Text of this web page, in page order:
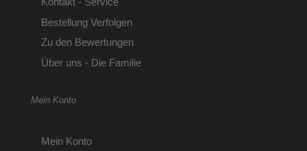
Bestellung Verfolgen
Zu den Bewertungen
Über uns - Die Familie
Mein Konto
Mein Konto